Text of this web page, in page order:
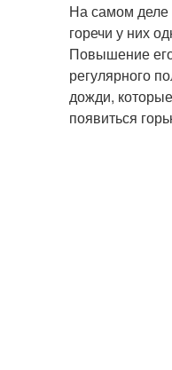
На самом деле
горечи у них
Повышение
регулярного
дожди,
появиться